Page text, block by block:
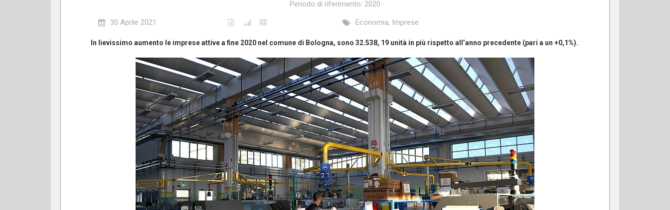
Periodo di riferimento: 2020
30 Aprile 2021 Economia, Imprese
In lievissimo aumento le imprese attive a fine 2020 nel comune di Bologna, sono 32.538, 19 unità in più rispetto all’anno precedente (pari a un +0,1%).